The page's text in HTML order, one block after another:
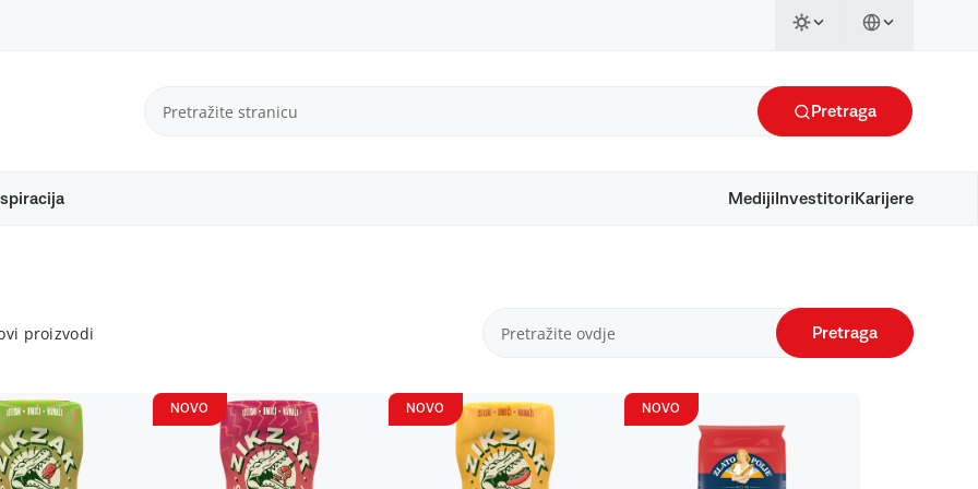
Pretraga
Mediji Investitori Karijere
proizvodi Pretraga
NOVO NOVO NOVO